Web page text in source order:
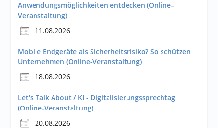
Anwendungsmöglichkeiten entdecken (Online–
Veranstaltung)
11.08.2026
Mobile Endgeräte als Sicherheitsrisiko? So schützen
Unternehmen (Online-Veranstaltung)
18.08.2026
Let's Talk About / KI - Digitalisierungssprechtag
(Online-Veranstaltung)
20.08.2026